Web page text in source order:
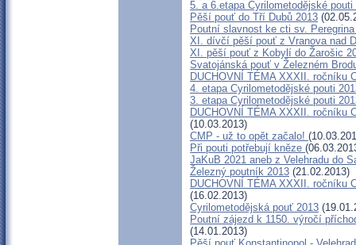
5. a 6.etapa Cyrilometodějské
Pěší pouť do Tří Dubů 2013
Poutní slavnost ke cti sv. Peregrina
XI. dívčí pěší pouť z Vranova nad
XI. pěší pouť z Kobylí do Žarošic
Svatojánská pouť v Železném
DUCHOVNÍ TÉMA XXXII. ročníku
4. etapa Cyrilometodějské pouti
3. etapa Cyrilometodějské pouti
DUCHOVNÍ TÉMA XXXII. ročníku
(10.03.2013)
CMP - už to opět začalo!
Při pouti potřebují kněze
JaKuB 2021 aneb z Velehradu do
Železný poutník 2013 (21.02.2013)
DUCHOVNÍ TÉMA XXXII. ročníku
(16.02.2013)
Cyrilometodějská pouť 2013
Poutní zájezd k 1150. výročí
(14.01.2013)